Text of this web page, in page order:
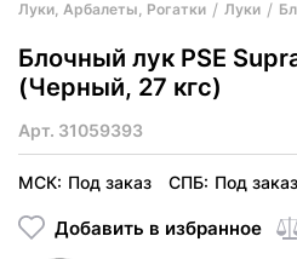
Луки, Арбалеты, Рогатки Луки
Блочный лук PSE
(Черный, 27 кгс)
Арт. 31059393
МСК: Под заказ СПБ: Под заказ
Добавить в избранное